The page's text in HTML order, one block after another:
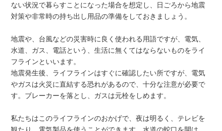
ない状況で暮らすことになった場合を想定し、日ごろから地震
対策や非常時の持ち出し用品の準備をしておきましょう。
地震や、台風などの災害時に良く使われる用語ですが、電気、
水道、ガス、電話という、生活に無くてはならないものをライ
フラインといいます。
地震発生後、ライフラインはすぐに確認したい所ですが、電気
やガスは火災に直結する恐れがあるので、十分な注意が必要で
す。ブレーカーを落とし、ガスは元栓をしめます。
私たちはこのライフラインのおかげで、夜は明るく、テレビを